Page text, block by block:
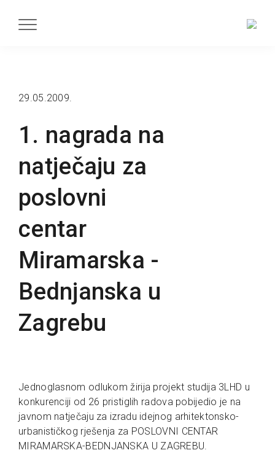
1. nagrada na
natječaju za
poslovni
centar
Miramarska -
Bednjanska u
Zagrebu
29.05.2009.
Jednoglasnom odlukom žirija projekt studija 3LHD u
konkurenciji od 26 pristiglih radova pobijedio je na
javnom natječaju za izradu idejnog arhitektonsko-
urbanističkog rješenja za POSLOVNI CENTAR
MIRAMARSKA-BEDNJANSKA U ZAGREBU.